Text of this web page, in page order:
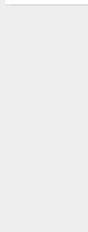
Yakin